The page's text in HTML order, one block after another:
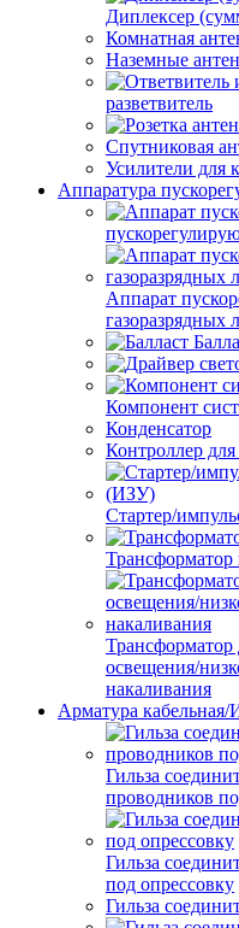
Диплексер
Комнатная
Наземные
разветвитель
Спутниковая
Усилители для
Аппаратура
Аппарат
газоразрядных
Компонент
Конденсатор
Контроллер
Стартер/
Трансформатор
Трансформатор
освещения/
накаливания
Арматура
Гильза
проводников
Гильза
под опрессовку
Гильза